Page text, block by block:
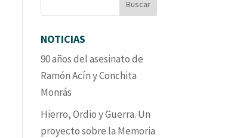
NOTICIAS
90 años del asesinato de
Ramón Acín y Conchita
Monrás
Hierro, Ordio y Guerra. Un
proyecto sobre la Memoria